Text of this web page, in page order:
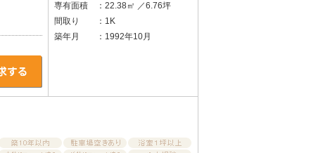
専有面積
：22.38㎡ ／6.76坪
間取り
：1K
築年月
：1992年10月